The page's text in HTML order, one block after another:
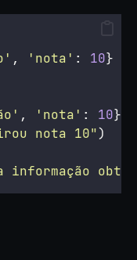
' , ' nota ' : 10}
' , ' nota ' : 10}:
nota 10")
informação